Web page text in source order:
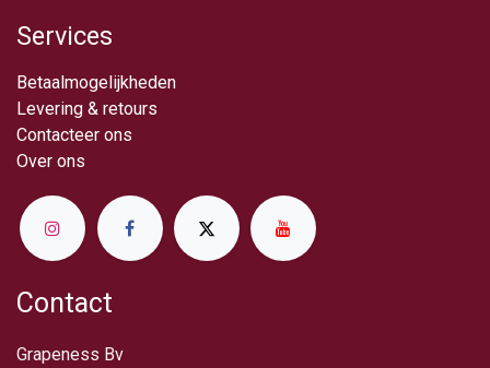
Services
Betaalmogelijkheden
Levering & retou​rs
Contacteer ons
Over ​ons
Contact
Grapeness Bv